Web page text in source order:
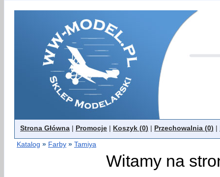
Strona Główna | Promocje | Koszyk (0) | Przechowalnia (0) |
Katalog » Farby » Tamiya
Witamy na